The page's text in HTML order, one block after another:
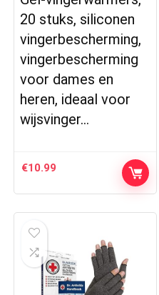
20 stuks, siliconen
vingerbescherming,
vingerbescherming
voor dames en
heren, ideaal voor
wijsvinger…
€10.99